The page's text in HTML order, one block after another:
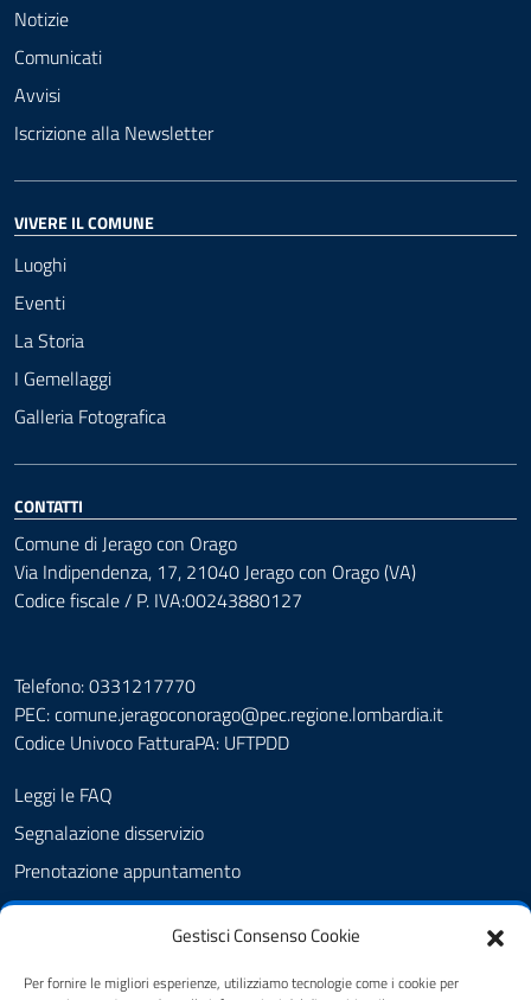
Gestisci Consenso Cookie
Per fornire le migliori esperienze, utilizziamo tecnologie come i cookie per
Notizie
Comunicati
Avvisi
Iscrizione alla Newsletter
VIVERE IL COMUNE
Luoghi
Eventi
La Storia
I Gemellaggi
Galleria Fotografica
CONTATTI
Comune di Jerago con Orago
Via Indipendenza, 17, 21040 Jerago con Orago (VA)
Codice fiscale / P. IVA:00243880127
Telefono: 0331217770
PEC:comune.jeragoconorago@pec.regione.lombardia.it
Codice Univoco FatturaPA: UFTPDD
Leggi le FAQ
Segnalazione disservizio
Prenotazione appuntamento
Richiesta assistenza
Amministrazione trasparente